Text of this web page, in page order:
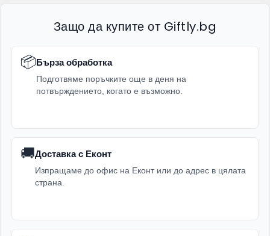
Защо да купите от Giftly.bg
📦Бърза обработка
Подготвяме поръчките още в деня на
потвърждението, когато е възможно.
🚚Доставка с Еконт
Изпращаме до офис на Еконт или до адрес в цялата
страна.